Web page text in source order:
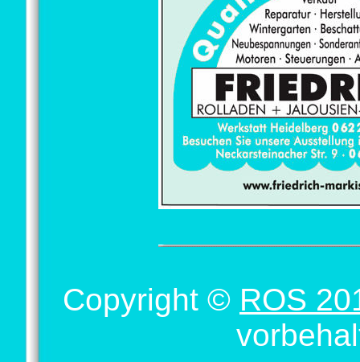
Copyright © ROS